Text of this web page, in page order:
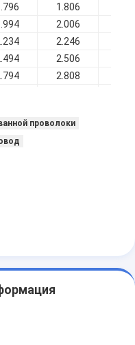
1.806
2.006
2.246
2.506
2.808
проволоки